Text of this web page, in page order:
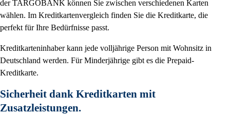
der TARGOBANK können Sie zwischen verschiedenen Karten
wählen. Im Kreditkartenvergleich finden Sie die Kreditkarte, die
perfekt für Ihre Bedürfnisse passt.
Kreditkarteninhaber kann jede volljährige Person mit Wohnsitz in
Deutschland werden. Für Minderjährige gibt es die Prepaid-
Kreditkarte.
Sicherheit dank Kreditkarten mit
Zusatzleistungen.